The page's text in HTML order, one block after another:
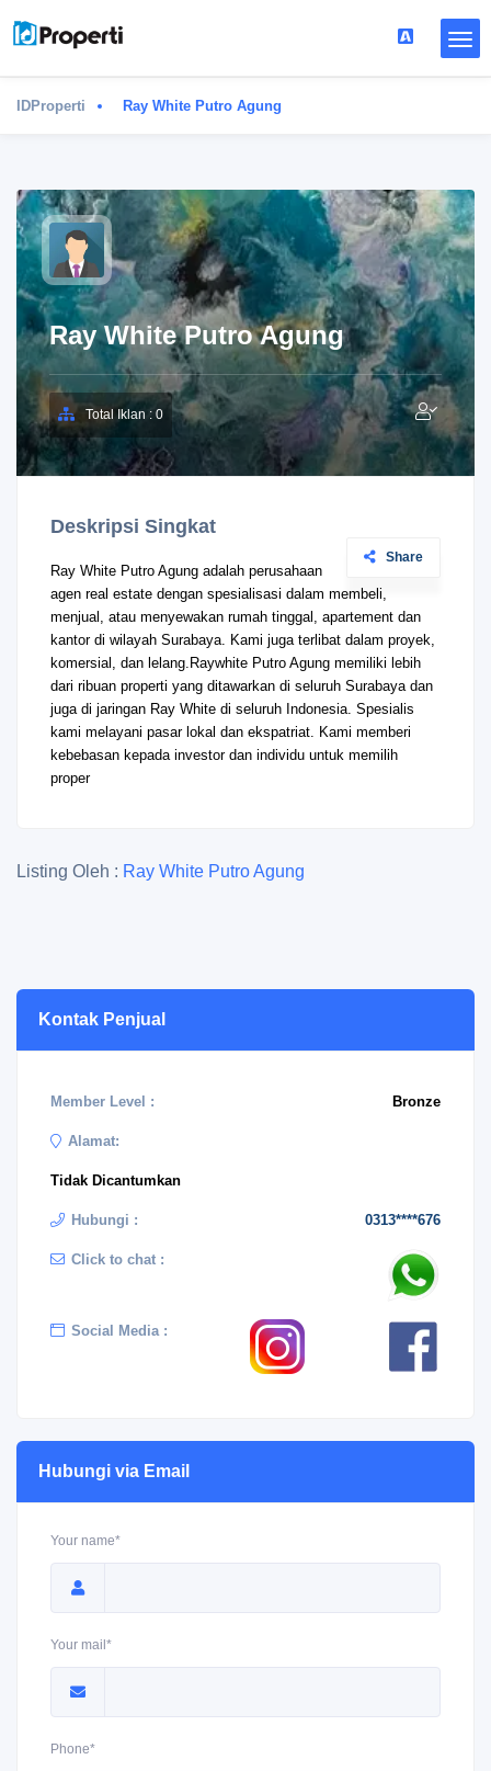
IDProperti Ray White Putro Agung
Ray White Putro Agung
Total Iklan : 0
Deskripsi Singkat
Share
Ray White Putro Agung adalah perusahaan
agen real estate dengan spesialisasi dalam membeli,
menjual, atau menyewakan rumah tinggal, apartement dan
kantor di wilayah Surabaya. Kami juga terlibat dalam proyek,
komersial, dan lelang.Raywhite Putro Agung memiliki lebih
dari ribuan properti yang ditawarkan di seluruh Surabaya dan
juga di jaringan Ray White di seluruh Indonesia. Spesialis
kami melayani pasar lokal dan ekspatriat. Kami memberi
kebebasan kepada investor dan individu untuk memilih
proper
Listing Oleh : Ray White Putro Agung
Kontak Penjual
Member Level : Bronze
Alamat:
Tidak Dicantumkan
Hubungi : 0313****676
Click to chat :
Social Media :
Hubungi via Email
Your name*
Your mail*
Phone*